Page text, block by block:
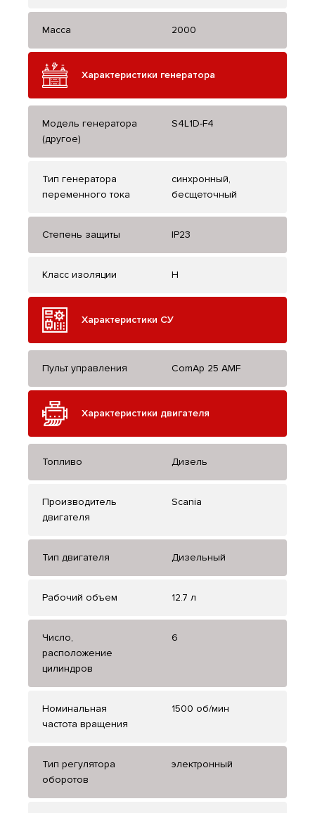
Масса 2000
Характеристики генератора
Модель генератора
(другое)
S4L1D-F4
Тип генератора
переменного тока
синхронный,
бесщеточный
Степень защиты IP23
Класс изоляции H
Характеристики СУ
Пульт управления ComAp 25 AMF
Характеристики двигателя
Топливо Дизель
Производитель
двигателя
Scania
Тип двигателя Дизельный
Рабочий объем 12.7 л
Число,
расположение
цилиндров
6
Номинальная
частота вращения
1500 об/мин
Тип регулятора
оборотов
электронный